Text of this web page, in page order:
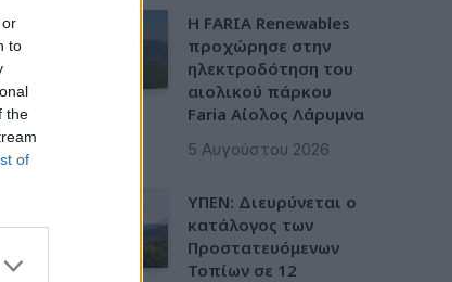
to
the
of
Η FARIA Renewables
προχώρησε στην
ηλεκτροδότηση του
αιολικού πάρκου
Faria Αίολος Λάρυμνα
5 Αυγούστου 2026
ΥΠΕΝ: Διευρύνεται ο
κατάλογος των
Προστατευόμενων
Τοπίων σε 12